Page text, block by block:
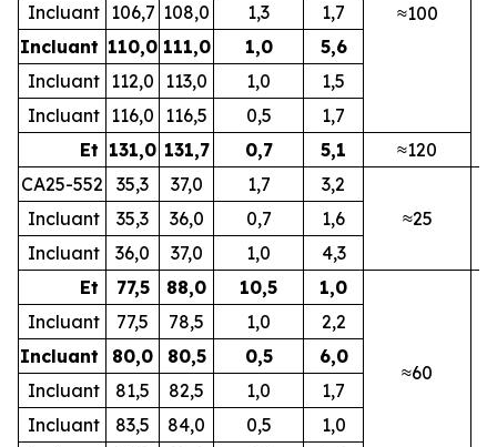
≈100
Incluant 106,7 108,0 1,3
1,7
Incluant 110,0 111,0 1,0
5,6
Incluant 112,0 113,0 1,0
1,5
Incluant 116,0 116,5 0,5
1,7
Et 131,0 131,7 0,7 5,1
≈120
CA25-552
35,3 37,0 1,7
3,2
≈25
Incluant 35,3 36,0 0,7
1,6
Incluant
36,0 37,0 1,0
4,3
Et
77,5 88,0 10,5 1,0
≈60
Incluant 77,5 78,5 1,0
2,2
Incluant
80,0 80,5 0,5
6,0
Incluant
81,5 82,5 1,0
1,7
Incluant
83,5 84,0 0,5
1,0